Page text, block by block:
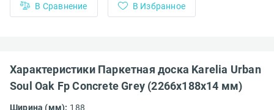
В Сравнение В Избранное
Характеристики Паркетная доска Karelia Urban
Soul Oak Fp Concrete Grey (2266х188х14 мм)
Ширина (мм): 188